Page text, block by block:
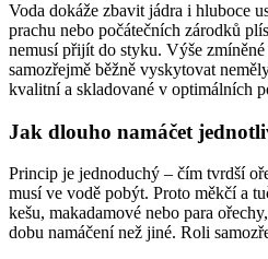
Voda dokáže zbavit jádra i hluboce
prachu nebo počátečních zárodků
nemusí přijít do styku. Výše
samozřejmě běžně vyskytovat
kvalitní a skladované v optimálních
Jak dlouho namáčet
Princip je jednoduchý – čím tvrdší
musí ve vodě pobýt. Proto měkčí a
kešu, makadamové nebo para
dobu namáčení než jiné. Roli